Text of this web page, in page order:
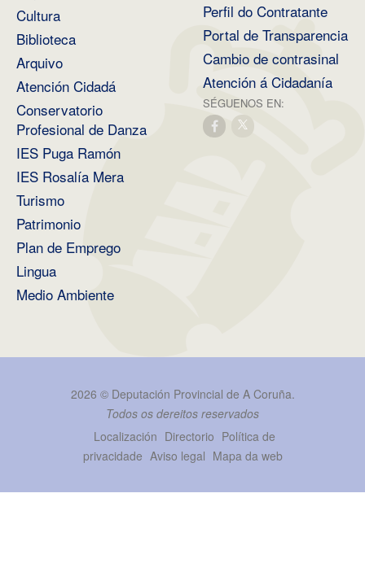
Cultura
Biblioteca
Arquivo
Atención Cidadá
Conservatorio
Profesional de Danza
IES Puga Ramón
IES Rosalía Mera
Turismo
Patrimonio
Plan de Emprego
Lingua
Medio Ambiente
Perfil do Contratante
Portal de Transparencia
Cambio de contrasinal
Atención á Cidadanía
SÉGUENOS EN:
2026 © Deputación Provincial de A Coruña.
Todos os dereitos reservados
Localización Directorio Política de
privacidade Aviso legal Mapa da web